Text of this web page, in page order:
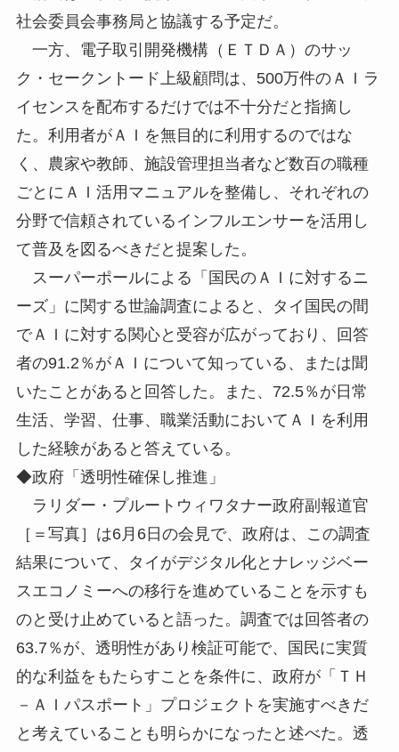
社会委員会事務局と協議する予定だ。
一方、電子取引開発機構（ＥＴＤＡ）のサッ
ク・セークントード上級顧問は、500万件のＡＩラ
イセンスを配布するだけでは不十分だと指摘し
た。利用者がＡＩを無目的に利用するのではな
く、農家や教師、施設管理担当者など数百の職種
ごとにＡＩ活用マニュアルを整備し、それぞれの
分野で信頼されているインフルエンサーを活用し
て普及を図るべきだと提案した。
スーパーポールによる「国民のＡＩに対するニ
ーズ」に関する世論調査によると、タイ国民の間
でＡＩに対する関心と受容が広がっており、回答
者の91.2％がＡＩについて知っている、または聞
いたことがあると回答した。また、72.5％が日常
生活、学習、仕事、職業活動においてＡＩを利用
した経験があると答えている。
◆政府「透明性確保し推進」
ラリダー・プルートウィワタナー政府副報道官
［＝写真］は6月6日の会見で、政府は、この調査
結果について、タイがデジタル化とナレッジベー
スエコノミーへの移行を進めていることを示すも
のと受け止めていると語った。調査では回答者の
63.7％が、透明性があり検証可能で、国民に実質
的な利益をもたらすことを条件に、政府が「ＴＨ
－ＡＩパスポート」プロジェクトを実施すべきだ
と考えていることも明らかになったと述べた。透